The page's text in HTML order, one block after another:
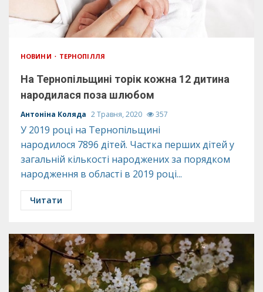
НОВИНИ ТЕРНОПІЛЛЯ
На Тернопільщині торік кожна 12 дитина
народилася поза шлюбом
Антоніна Коляда 2 Травня, 2020 357
У 2019 році на Тернопільщині
народилося 7896 дітей. Частка перших дітей у
загальній кількості народжених за порядком
народження в області в 2019 році...
Читати